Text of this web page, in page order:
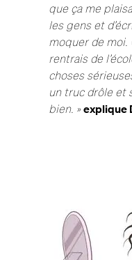
que ça me
les gens et
moquer de moi.
rentrais de
choses
un truc drôle et
bien. »explique